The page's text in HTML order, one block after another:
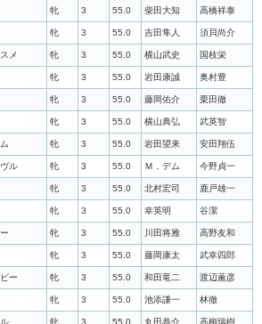
牝 3 55.0 柴田大知 高橋祥泰
牝 3 55.0 吉田隼人 須貝尚介
メ 牝 3 55.0 横山武史 国枝栄
牝 3 55.0 岩田康誠 奥村豊
牝 3 55.0 藤岡佑介 栗田徹
牝 3 55.0 横山典弘 武英智
牝 3 55.0 岩田望来 安田翔伍
ル 牝 3 55.0 Ｍ．デム 今野貞一
牝 3 55.0 北村宏司 鹿戸雄一
牝 3 55.0 幸英明 谷潔
牝 3 55.0 川田将雅 高野友和
牝 3 55.0 藤岡康太 武幸四郎
ー 牝 3 55.0 和田竜二 渡辺薫彦
牝 3 55.0 池添謙一 林徹
牝 3 55.0 丸田恭介 高柳瑞樹